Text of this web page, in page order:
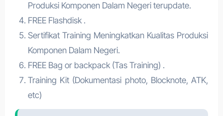
Produksi Komponen Dalam Negeri terupdate.
FREE Flashdisk .
Sertifikat Training Meningkatkan Kualitas Produksi
Komponen Dalam Negeri.
FREE Bag or backpack (Tas Training) .
Training Kit (Dokumentasi photo, Blocknote, ATK,
etc)